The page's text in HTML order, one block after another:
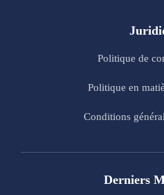
Politique de
Politique en
Conditions
Derniers